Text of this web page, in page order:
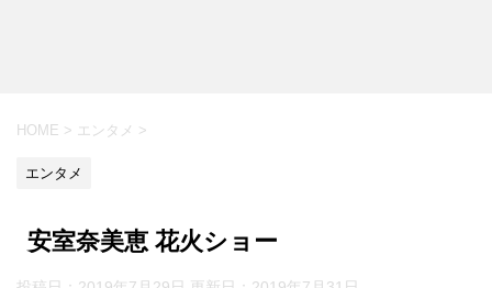
HOME > エンタメ >
エンタメ
安室奈美恵 花火ショー